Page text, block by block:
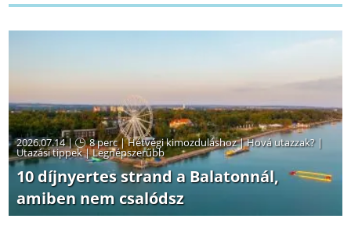
2026.07.14 | 8 perc|Hétvégi kimozduláshoz|Hová utazzak? |
Utazási tippek|Legnépszerűbb
10 díjnyertes strand a Balatonnál,
amiben nem csalódsz